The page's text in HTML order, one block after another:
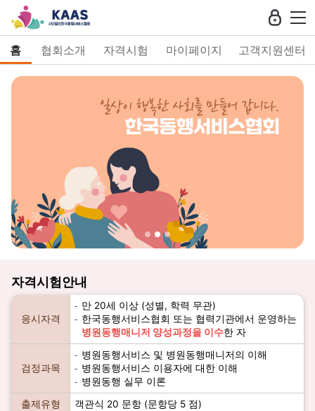
홈 협회소개 자격시험 마이페이지 고객지원센터
자격시험안내
응시자격
만 20세 이상 (성별, 학력 무관)
한국동행서비스협회 또는 협력기관에서 운영하는
병원동행매니저 양성과정을 이수한 자
검정과목
병원동행서비스 및 병원동행매니저의 이해
병원동행서비스 이용자에 대한 이해
병원동행 실무 이론
출제유형
객관식 20 문항 (문항당 5 점)